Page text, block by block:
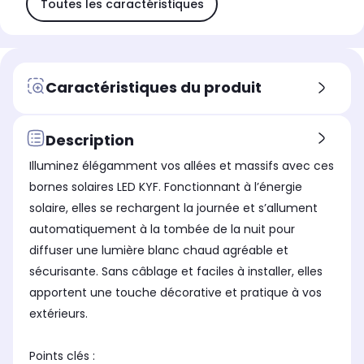
Toutes les caractéristiques
Caractéristiques du produit
Description
Illuminez élégamment vos allées et massifs avec ces
bornes solaires LED KYF. Fonctionnant à l’énergie
solaire, elles se rechargent la journée et s’allument
automatiquement à la tombée de la nuit pour
diffuser une lumière blanc chaud agréable et
sécurisante. Sans câblage et faciles à installer, elles
apportent une touche décorative et pratique à vos
extérieurs.
Points clés :